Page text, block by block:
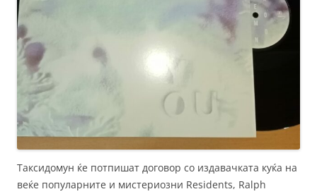
Таксидомун ќе потпишат договор со издавачката куќа на
веќе популарните и мистериозни Residents, Ralph